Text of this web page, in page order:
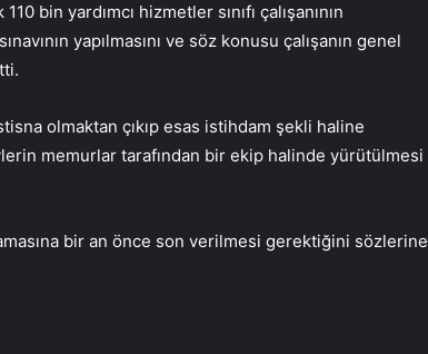
bin yardımcı hizmetler sınıfı çalışanının
yapılmasını ve söz konusu çalışanın genel
olmaktan çıkıp esas istihdam şekli haline
memurlar tarafından bir ekip halinde yürütülmesi
bir an önce son verilmesi gerektiğini sözlerine